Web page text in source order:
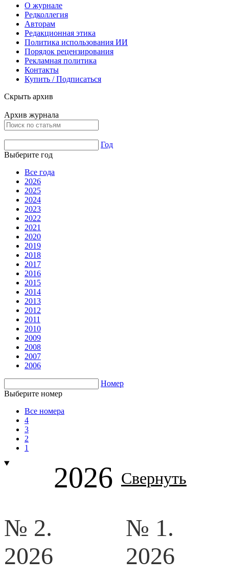
О журнале
Редколлегия
Авторам
Редакционная этика
Политика использования ИИ
Порядок рецензирования
Рекламная политика
Контакты
Купить / Подписаться
Скрыть архив
Архив журнала
Год
Выберите год
Все года
2026
2025
2024
2023
2022
2021
2020
2019
2018
2017
2016
2015
2014
2013
2012
2011
2010
2009
2008
2007
2006
Номер
Выберите номер
Все номера
4
3
2
1
2026 Свернуть
№ 2.
2026
№ 1.
2026